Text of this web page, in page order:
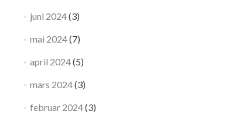
juni 2024(3)
mai 2024(7)
april 2024(5)
mars 2024(3)
februar 2024(3)